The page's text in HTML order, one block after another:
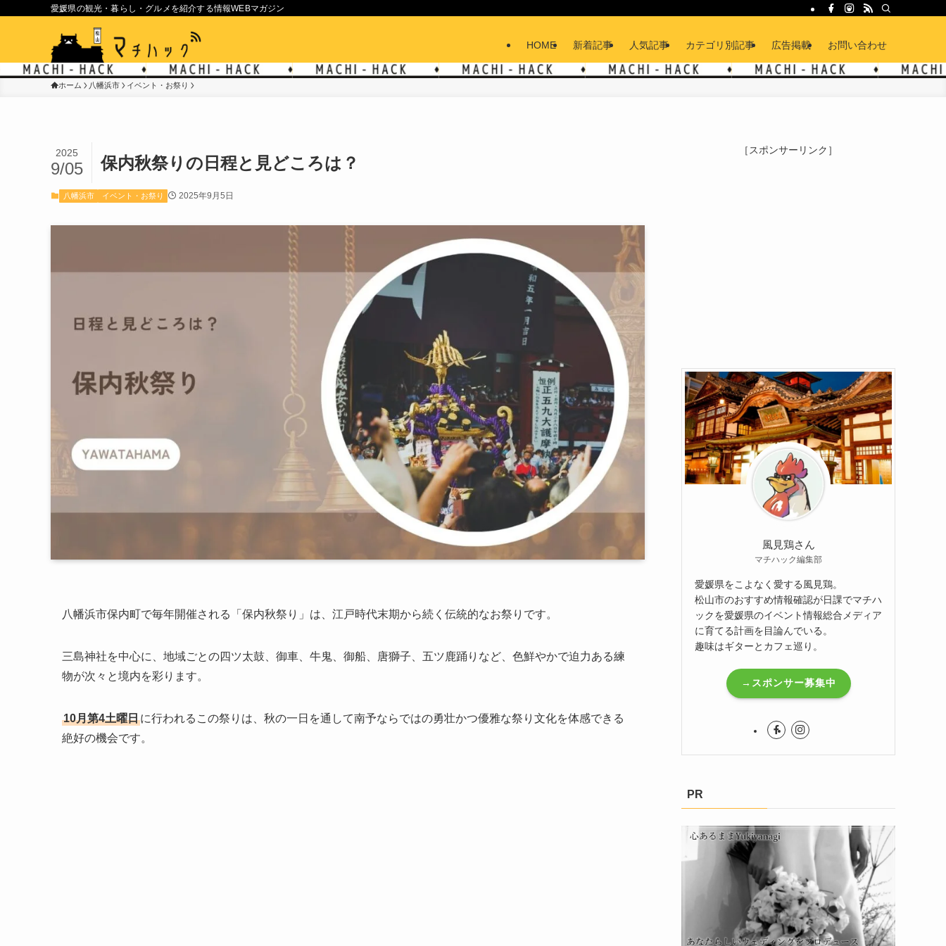
愛媛県の観光・暮らし・グルメを紹介する情報WEBマガジン
HOME 新着記事 人気記事 カテゴリ別記事 広告掲載 お問い合わせ
ホーム 八幡浜市 イベント・お祭り
保内秋祭りの日程と見どころは？
2025
9/05
八幡浜市 イベント・お祭り 2025年9月5日
八幡浜市保内町で毎年開催される「保内秋祭り」は、江戸時代末期から続く伝統的なお祭りです。
三島神社を中心に、地域ごとの四ツ太鼓、御車、牛鬼、御船、唐獅子、五ツ鹿踊りなど、色鮮やかで迫力ある練
物が次々と境内を彩ります。
10月第4土曜日に行われるこの祭りは、秋の一日を通して南予ならではの勇壮かつ優雅な祭り文化を体感できる
絶好の機会です。
［スポンサーリンク］
風見鶏さん
マチハック編集部
愛媛県をこよなく愛する風見鶏。
松山市のおすすめ情報確認が日課でマチハ
ックを愛媛県のイベント情報総合メディア
に育てる計画を目論んでいる。
趣味はギターとカフェ巡り。
→スポンサー募集中
PR